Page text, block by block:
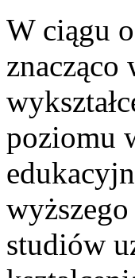
W ciągu
znacząco
poziomu
studiów